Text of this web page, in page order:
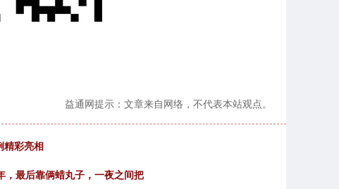
益通网提示：文章来自网络，不代表本站观点。
精彩亮相
，最后靠俩蜡丸子，一夜之间把